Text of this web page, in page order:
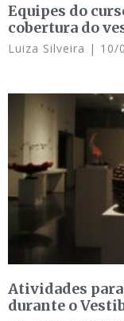
Equipes do
cobertura do
Luiza Silveira 10/
Atividades
durante o